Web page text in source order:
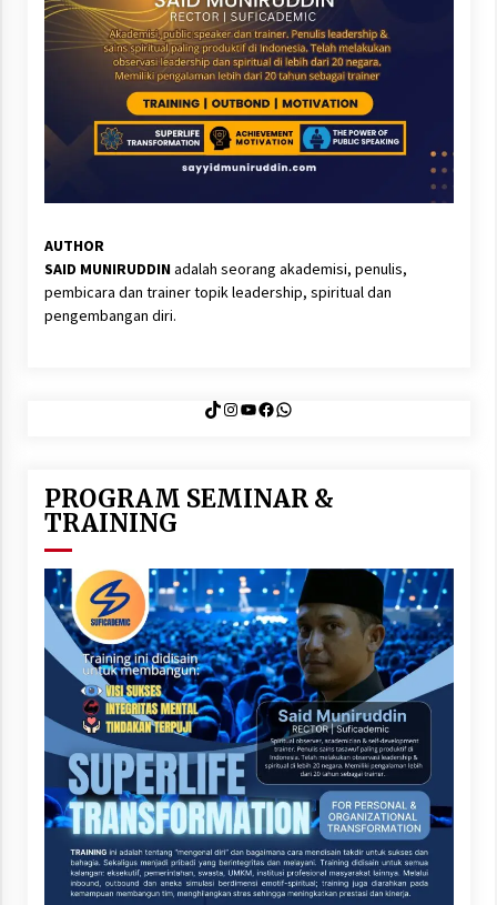
AUTHOR
SAID MUNIRUDDINadalah seorang akademisi, penulis,
pembicara dan trainer topik leadership, spiritual dan
pengembangan diri.
TikTok
Instagram
YouTube
Facebook
WhatsApp
PROGRAM SEMINAR &
TRAINING